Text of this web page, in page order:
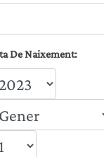
De Naixement: